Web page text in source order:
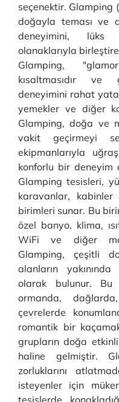
seçenektir. Glamping
doğayla teması ve
deneyimini, lüks
olanaklarıyla
Glamping,
kısaltmasıdır
deneyimini rahat
yemekler ve diğer
Glamping, doğa ve
vakit geçirmeyi
ekipmanlarıyla
konforlu bir deneyim
Glamping tesisleri,
karavanlar,
birimleri sunar. Bu
özel banyo, klima,
WiFi ve diğer
Glamping, çeşitli
alanların
olarak bulunur.
ormanda,
çevrelerde
romantik bir
grupların doğa
haline gelmiştir.
zorluklarını
isteyenler için
tesislerde